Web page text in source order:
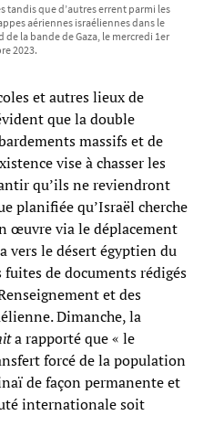
tandis que d’autres errent parmi les
aériennes israéliennes dans le
la bande de Gaza, le mercredi 1er
2023.
et autres lieux de
que la double
massifs et de
vise à chasser les
qu’ils ne reviendront
planifiée qu’Israël cherche
œuvre via le déplacement
vers le désert égyptien du
de documents rédigés
et des
Dimanche, la
a rapporté que « le
forcé de la population
de façon permanente et
internationale soit